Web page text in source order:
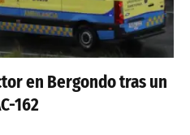
en Bergondo tras un
162